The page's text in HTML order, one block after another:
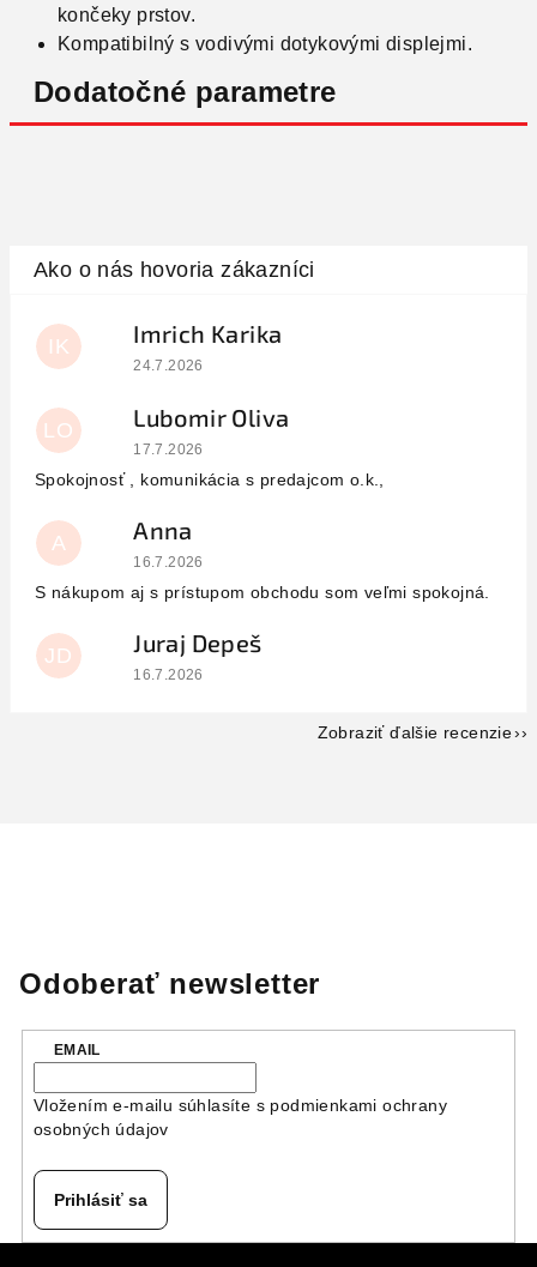
končeky prstov.
Kompatibilný s vodivými dotykovými displejmi.
Dodatočné parametre
IK Imrich Karika
Hodnotenie obchodu je 5 z 5 hviezdičiek.
24.7.2026
LO Lubomir Oliva
Hodnotenie obchodu je 5 z 5 hviezdičiek.
17.7.2026
Spokojnosť , komunikácia s predajcom o.k.,
A Anna
Hodnotenie obchodu je 5 z 5 hviezdičiek.
16.7.2026
S nákupom aj s prístupom obchodu som veľmi spokojná.
JD Juraj Depeš
Hodnotenie obchodu je 5 z 5 hviezdičiek.
16.7.2026
Zobraziť ďalšie recenzie
Odoberať newsletter
EMAIL
Vložením e-mailu súhlasíte s podmienkami ochrany
osobných údajov
Prihlásiť sa